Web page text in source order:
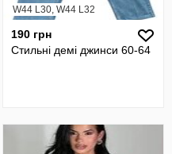
W44 L30, W44 L32
190 грн
Стильні демі джинси 60-64